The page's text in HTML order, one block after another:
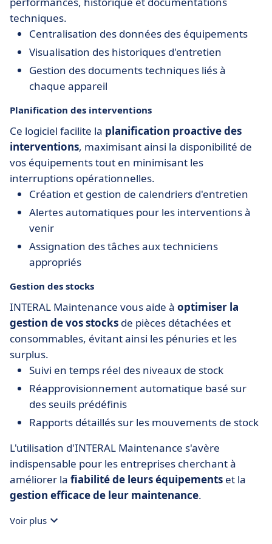
techniques.
Centralisation des données des équipements
Visualisation des historiques d'entretien
Gestion des documents techniques liés à
chaque appareil
Planification des interventions
Ce logiciel facilite la planification proactive des
interventions, maximisant ainsi la disponibilité de
vos équipements tout en minimisant les
interruptions opérationnelles.
Création et gestion de calendriers d'entretien
Alertes automatiques pour les interventions à
venir
Assignation des tâches aux techniciens
appropriés
Gestion des stocks
INTERAL Maintenance vous aide à optimiser la
gestion de vos stocks de pièces détachées et
consommables, évitant ainsi les pénuries et les
surplus.
Suivi en temps réel des niveaux de stock
Réapprovisionnement automatique basé sur
des seuils prédéfinis
Rapports détaillés sur les mouvements de stock
L'utilisation d'INTERAL Maintenance s'avère
indispensable pour les entreprises cherchant à
améliorer la fiabilité de leurs équipements et la
gestion efficace de leur maintenance.
Voir plus